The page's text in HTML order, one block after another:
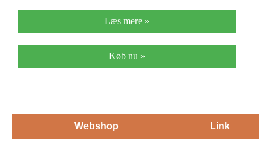
Læs mere »
Køb nu »
Webshop Link